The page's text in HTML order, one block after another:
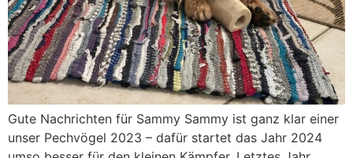
Gute Nachrichten für Sammy Sammy ist ganz klar einer
unser Pechvögel 2023 – dafür startet das Jahr 2024